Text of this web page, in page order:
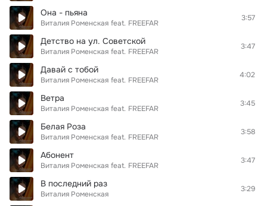
Она - пьяна
Виталия Роменская feat. FREEFAR
3:57
Детство на ул. Советской
Виталия Роменская feat. FREEFAR
3:47
Давай с тобой
Виталия Роменская feat. FREEFAR
4:02
Ветра
Виталия Роменская feat. FREEFAR
3:45
Белая Роза
Виталия Роменская feat. FREEFAR
3:58
Абонент
Виталия Роменская feat. FREEFAR
3:47
В последний раз
Виталия Роменская
3:29